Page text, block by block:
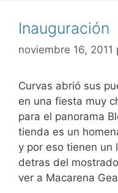
Inauguración
noviembre 16, 2011
Curvas abrió sus
en una fiesta muy
para el panorama
tienda es un
y por eso tienen un
detras del
ver a Macarena